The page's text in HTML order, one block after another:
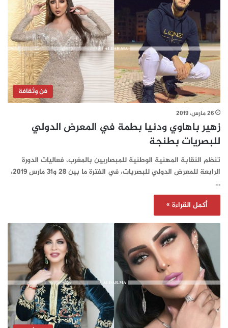
فن وثقافة
26 مارس، 2019
زهير باهاوي ودنيا بطمة في المعرض الدولي
للبصريات بطنجة
تنظم النقابة المهنية الوطنية للمبصاريين بالمغرب، فعاليات الدورة
الرابعة للمعرض الدولي للبصريات، في الفترة ما بين 28 و31 مارس 2019،
…
أكمل القراءة »